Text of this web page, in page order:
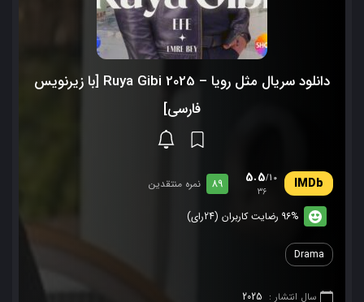
دانلود سریال مثل رویا – Ruya Gibi 2025 [با زیرنویس
فارسی]
5.5/10
36
89 نمره منتقدین
96% رضایت کاربران (24رای)
Drama
سال انتشار : 2025